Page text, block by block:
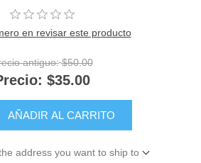
en revisar este producto
antiguo: $50.00
$35.00
AÑADIR AL CARRITO
address you want to ship to